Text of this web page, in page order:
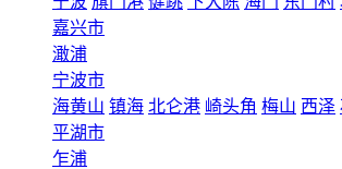
嘉兴市
澉浦
宁波市
海黄山 镇海 北仑港 崎头角 梅山 西泽
平湖市
乍浦